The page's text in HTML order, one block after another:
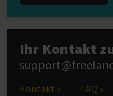
Ihr Kontakt
Kontakt » FAQ »